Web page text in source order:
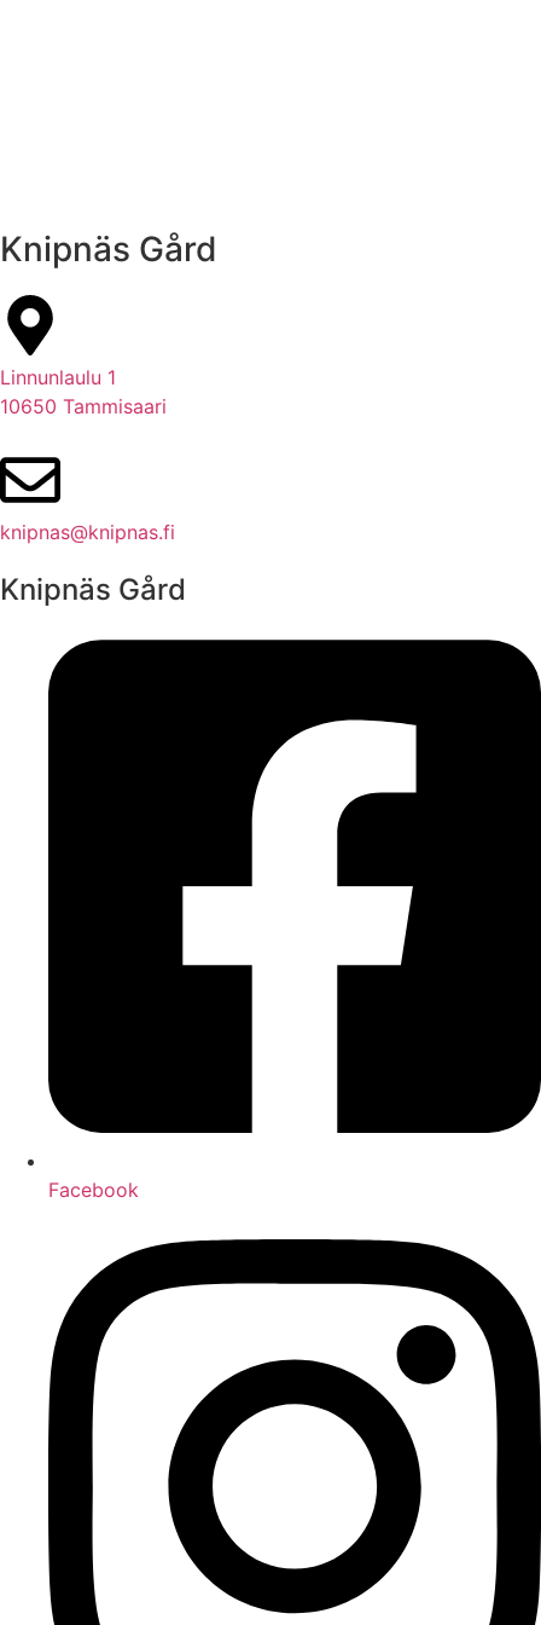
Knipnäs Gård
Linnunlaulu 1
10650 Tammisaari
knipnas@knipnas.fi
Knipnäs Gård
Facebook